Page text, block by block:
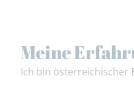
Meine
Ich bin österreichischer